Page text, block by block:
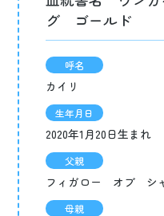
グ ゴールド
呼名
カイリ
生年月日
2020年1月20日生まれ
父親
フィガロー オブ シ
母親